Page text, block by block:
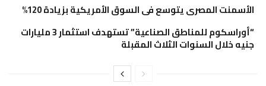
الأسمنت المصرى يتوسع فى السوق الأمريكية بزيادة 120%
“أوراسكوم للمناطق الصناعية” تستهدف استثمار 3 مليارات
جنيه خلال السنوات الثلاث المقبلة